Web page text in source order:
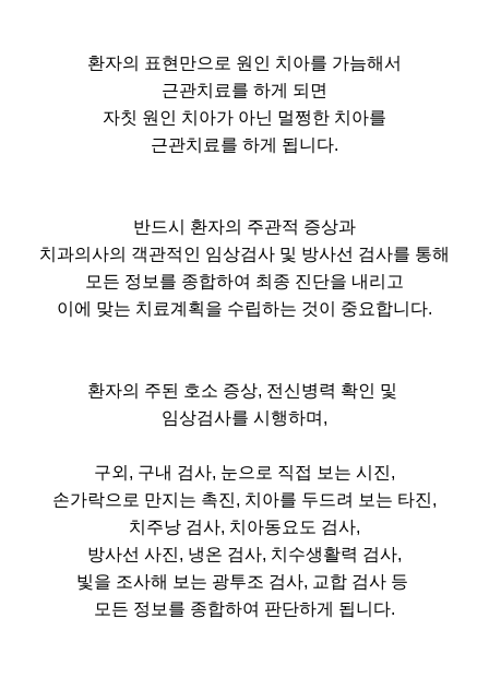
환자의 표현만으로 원인 치아를 가늠해서
근관치료를 하게 되면
자칫 원인 치아가 아닌 멀쩡한 치아를
근관치료를 하게 됩니다.
반드시 환자의 주관적 증상과
치과의사의 객관적인 임상검사 및 방사선 검사를 통해
모든 정보를 종합하여 최종 진단을 내리고
이에 맞는 치료계획을 수립하는 것이 중요합니다.
환자의 주된 호소 증상, 전신병력 확인 및
임상검사를 시행하며,
구외, 구내 검사, 눈으로 직접 보는 시진,
손가락으로 만지는 촉진, 치아를 두드려 보는 타진,
치주낭 검사, 치아동요도 검사,
방사선 사진, 냉온 검사, 치수생활력 검사,
빛을 조사해 보는 광투조 검사, 교합 검사 등
모든 정보를 종합하여 판단하게 됩니다.